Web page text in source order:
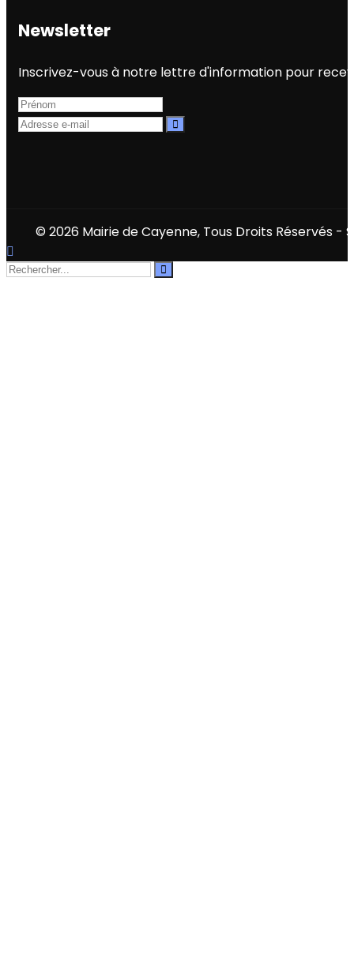
Newsletter
Inscrivez-vous à notre lettre d'information pour
© 2026 Mairie de Cayenne, Tous Droits Réservés